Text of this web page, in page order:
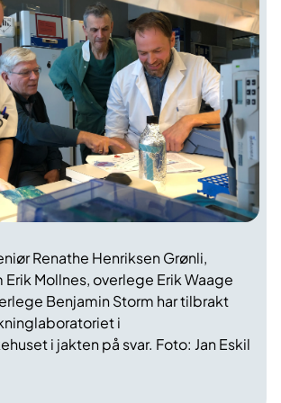
Renathe Henriksen Grønli,
Erik Mollnes, overlege Erik Waage
Benjamin Storm har tilbrakt
i
i jakten på svar. Foto: Jan Eskil